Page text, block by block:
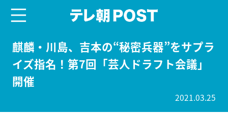
麒麟・川島、吉本の“秘密兵器”をサプラ
イズ指名！第7回「芸人ドラフト会議」
開催
2021.03.25